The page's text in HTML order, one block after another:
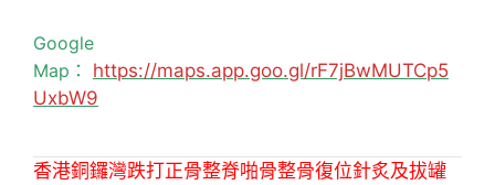
Google
Map： https://maps.app.goo.gl/rF7jBwMUTCp5
UxbW9
香港銅鑼灣跌打正骨整脊啪骨整骨復位針炙及拔罐